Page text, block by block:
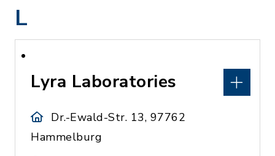
L
Lyra Laboratories
Dr.-Ewald-Str. 13, 97762
Hammelburg